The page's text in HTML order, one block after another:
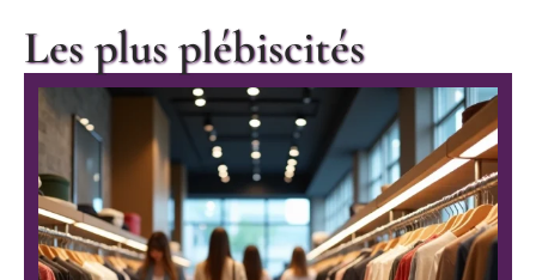
Les plus plébiscités